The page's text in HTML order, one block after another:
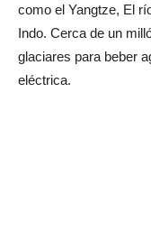
como el Yangtze, El
Indo. Cerca de un
glaciares para beber
eléctrica.